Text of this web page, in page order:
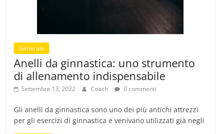
Generale
Anelli da ginnastica: uno strumento
di allenamento indispensabile
Settembre 13, 2022 Coach 0 commenti
Gli anelli da ginnastica sono uno dei più antichi attrezzi
per gli esercizi di ginnastica e venivano utilizzati già negli